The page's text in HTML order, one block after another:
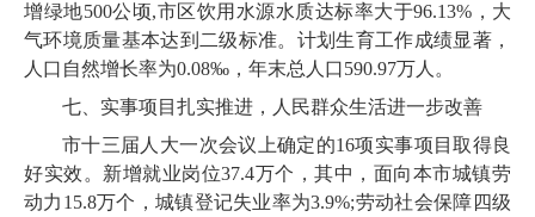
增绿地500公顷,市区饮用水源水质达标率大于96.13%，大
气环境质量基本达到二级标准。计划生育工作成绩显著，
人口自然增长率为0.08‰，年末总人口590.97万人。
七、实事项目扎实推进，人民群众生活进一步改善
市十三届人大一次会议上确定的16项实事项目取得良
好实效。新增就业岗位37.4万个，其中，面向本市城镇劳
动力15.8万个，城镇登记失业率为3.9%;劳动社会保障四级